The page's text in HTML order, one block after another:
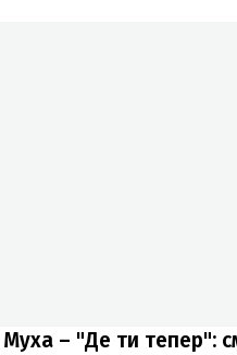
– "Де ти тепер":